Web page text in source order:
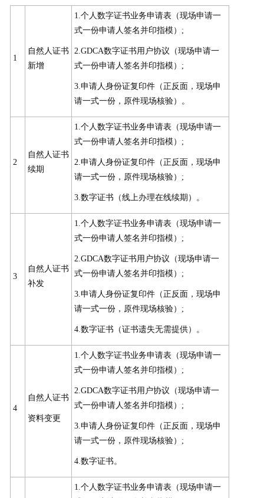
1
自然人证书
新增
1.个人数字证书业务申请表（现场申请一
式一份申请人签名并印指模）;
2.GDCA数字证书用户协议（现场申请一
式一份申请人签名并印指模）;
3.申请人身份证复印件（正反面，现场申
请一式一份，原件现场核验）。
2
自然人证书
续期
1.个人数字证书业务申请表（现场申请一
式一份申请人签名并印指模）;
2.申请人身份证复印件（正反面，现场申
请一式一份，原件现场核验）;
3.数字证书（线上办理在线续期）。
3
自然人证书
补发
1.个人数字证书业务申请表（现场申请一
式一份申请人签名并印指模）;
2.GDCA数字证书用户协议（现场申请一
式一份申请人签名并印指模）;
3.申请人身份证复印件（正反面，现场申
请一式一份，原件现场核验）;
4.数字证书（证书遗失无需提供）。
4
自然人证书
资料变更
1.个人数字证书业务申请表（现场申请一
式一份申请人签名并印指模）;
2.GDCA数字证书用户协议（现场申请一
式一份申请人签名并印指模）;
3.申请人身份证复印件（正反面，现场申
请一式一份，原件现场核验）;
4.数字证书。
1.个人数字证书业务申请表（现场申请一